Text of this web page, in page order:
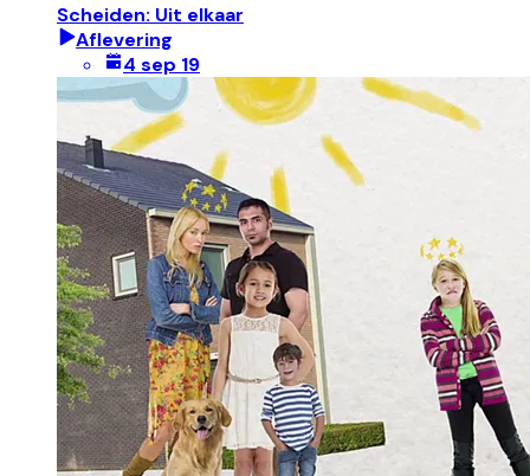
Scheiden: Uit elkaar
Aflevering
4 sep 19